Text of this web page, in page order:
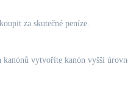
za skutečné peníze.
vytvoříte kanón vyšší